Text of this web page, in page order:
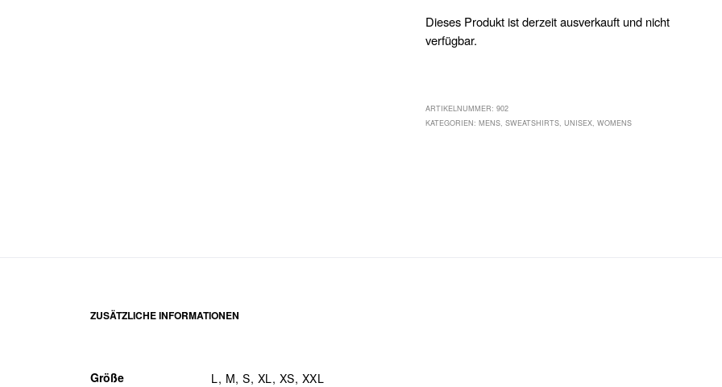
Dieses Produkt ist derzeit ausverkauft und nicht
verfügbar.
ARTIKELNUMMER: 902
KATEGORIEN: MENS, SWEATSHIRTS, UNISEX, WOMENS
ZUSÄTZLICHE INFORMATIONEN
Größe L, M, S, XL, XS, XXL